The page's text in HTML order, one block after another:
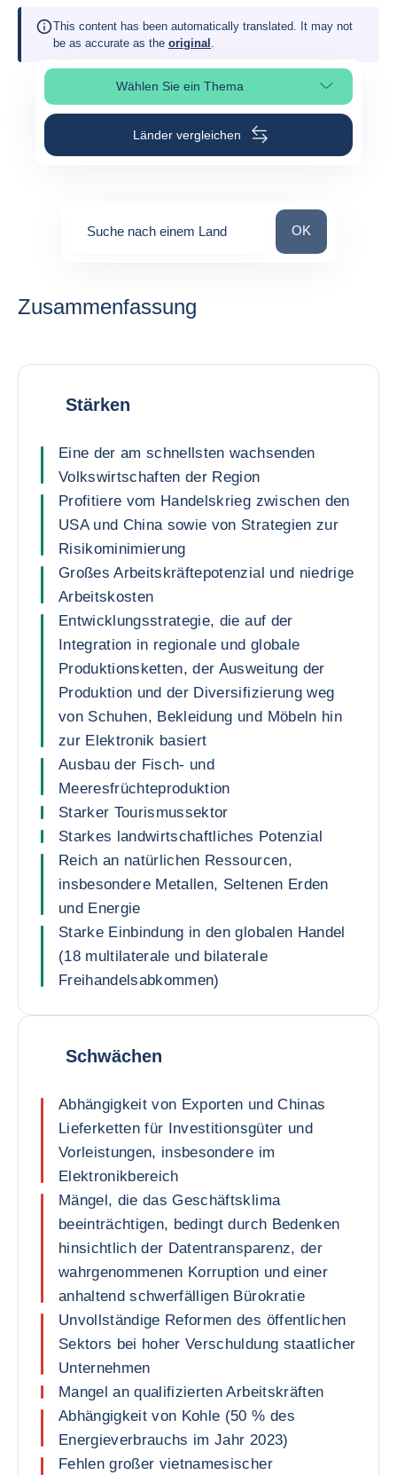
This content has been automatically translated. It may not
be as accurate as the original .
Wählen Sie ein ThemaSeitenabschnitt auswählen
Länder vergleichen
Suche nach einem Land Suche nach
OK
Zusammenfassung
Stärken
Eine der am schnellsten wachsenden
Volkswirtschaften der Region
Profitiere vom Handelskrieg zwischen den
USA und China sowie von Strategien zur
Risikominimierung
Großes Arbeitskräftepotenzial und niedrige
Arbeitskosten
Entwicklungsstrategie, die auf der
Integration in regionale und globale
Produktionsketten, der Ausweitung der
Produktion und der Diversifizierung weg
von Schuhen, Bekleidung und Möbeln hin
zur Elektronik basiert
Ausbau der Fisch- und
Meeresfrüchteproduktion
Starker Tourismussektor
Starkes landwirtschaftliches Potenzial
Reich an natürlichen Ressourcen,
insbesondere Metallen, Seltenen Erden
und Energie
Starke Einbindung in den globalen Handel
(18 multilaterale und bilaterale
Freihandelsabkommen)
Schwächen
Abhängigkeit von Exporten und Chinas
Lieferketten für Investitionsgüter und
Vorleistungen, insbesondere im
Elektronikbereich
Mängel, die das Geschäftsklima
beeinträchtigen, bedingt durch Bedenken
hinsichtlich der Datentransparenz, der
wahrgenommenen Korruption und einer
anhaltend schwerfälligen Bürokratie
Unvollständige Reformen des öffentlichen
Sektors bei hoher Verschuldung staatlicher
Unternehmen
Mangel an qualifizierten Arbeitskräften
Abhängigkeit von Kohle (50 % des
Energieverbrauchs im Jahr 2023)
Fehlen großer vietnamesischer